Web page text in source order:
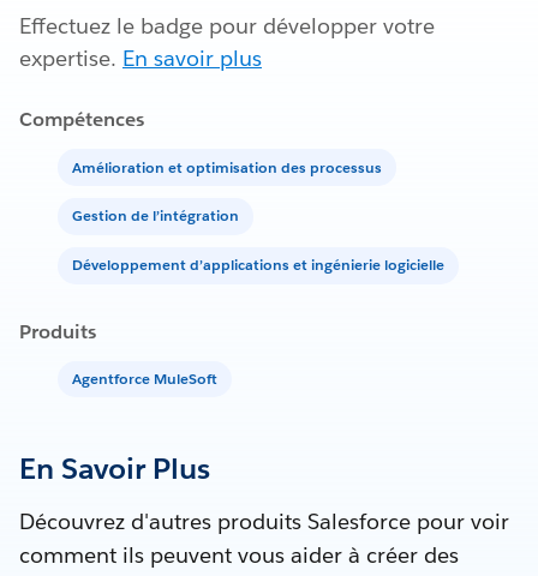
Effectuez le badge pour développer votre
expertise. En savoir plus
Compétences
Amélioration et optimisation des processus
Gestion de l’intégration
Développement d’applications et ingénierie logicielle
Produits
Agentforce MuleSoft
En Savoir Plus
Découvrez d'autres produits Salesforce pour voir
comment ils peuvent vous aider à créer des